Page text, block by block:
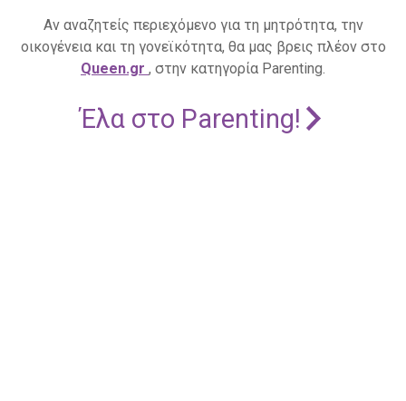
Αν αναζητείς περιεχόμενο για τη μητρότητα, την
οικογένεια και τη γονεϊκότητα, θα μας βρεις πλέον στο
Queen.gr , στην κατηγορία Parenting.
Έλα στο Parenting!